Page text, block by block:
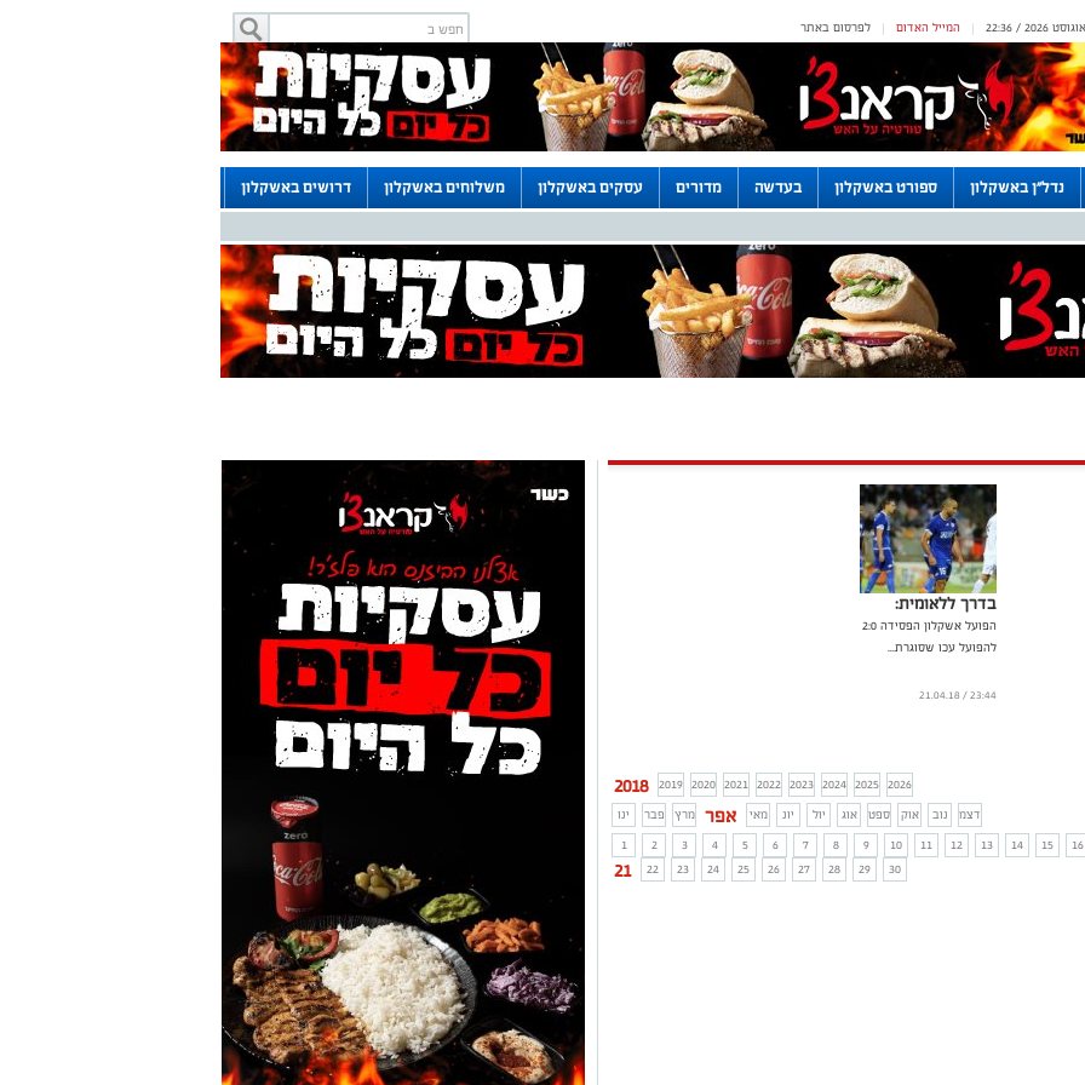
לפרסום באתר | המייל האדום |
נדל"ן באשקלון ספורט באשקלון בעדשה מדורים עסקים באשקלון משלוחים באשקלון דרושים באשקלון
בדרך ללאומית:
הפועל אשקלון הפסידה 2:0
להפועל עכו שסוגרת...
23:44 / 21.04.18
2018 2019 2020 2021 2022 2023 2024 2025 2026
ינו
פבר מרץ אפר מאי יונ יול אוג ספט אוק נוב
דצמ
1
2 3 4 5 6 7 8 9 10 11 12 13 14 15 16
21 22 23 24 25 26 27 28 29 30